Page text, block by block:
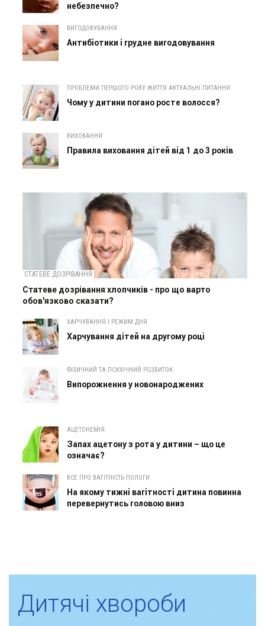
небезпечно?
ВИГОДОВУВАННЯ
Антибіотики і грудне вигодовування
ПРОБЛЕМИ ПЕРШОГО РОКУ ЖИТТЯ АКТУАЛЬНІ ПИТАННЯ
Чому у дитини погано росте волосся?
ВИХОВАННЯ
Правила виховання дітей від 1 до 3 років
СТАТЕВЕ ДОЗРІВАННЯ
Статеве дозрівання хлопчиків - про що варто
обов'язково сказати?
ХАРЧУВАННЯ І РЕЖИМ ДНЯ
Харчування дітей на другому році
ФІЗИЧНИЙ ТА ПСИХІЧНИЙ РОЗВИТОК
Випорожнення у новонароджених
АЦЕТОНЕМІЯ
Запах ацетону з рота у дитини – що це
означає?
ВСЕ ПРО ВАГІТНІСТЬ ПОЛОГИ
На якому тижні вагітності дитина повинна
перевернутись головою вниз
Дитячі хвороби